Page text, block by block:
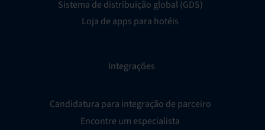
Sistema de distribuição global (GDS)
Loja de apps para hotéis
Integrações
Candidatura para integração de parceiro
Encontre um especialista